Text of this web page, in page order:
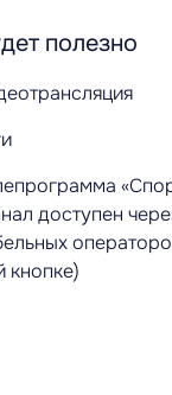
полезно
доступен
кнопке)